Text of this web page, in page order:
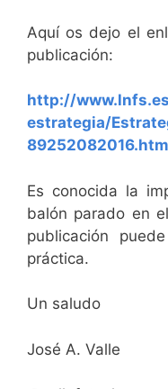
Aquí os dejo el
publicación:
http://
estrategia/
Es conocida la
balón parado en
publicación
práctica.
Un saludo
José A. Valle